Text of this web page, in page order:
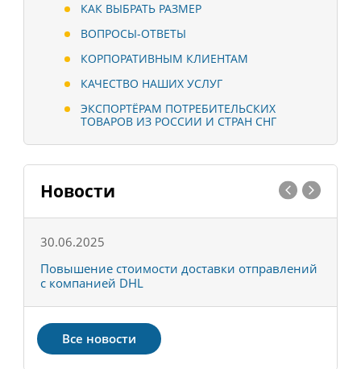
КАК ВЫБРАТЬ РАЗМЕР
ВОПРОСЫ-ОТВЕТЫ
КОРПОРАТИВНЫМ КЛИЕНТАМ
КАЧЕСТВО НАШИХ УСЛУГ
ЭКСПОРТЁРАМ ПОТРЕБИТЕЛЬСКИХ
ТОВАРОВ ИЗ РОССИИ И СТРАН СНГ
Новости
30.06.2025
Повышение стоимости доставки отправлений
с компанией DHL
Все новости